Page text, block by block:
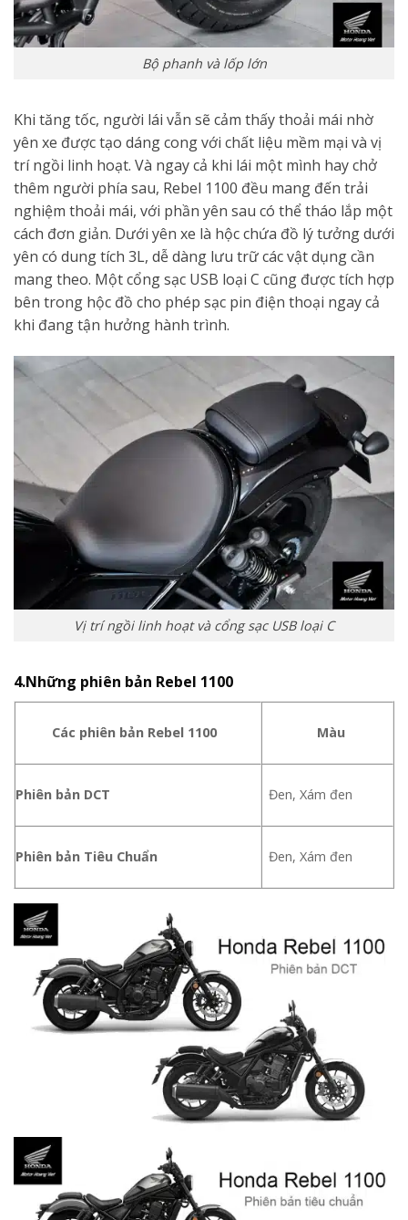
Bộ phanh và lốp lớn
Khi tăng tốc, người lái vẫn sẽ cảm thấy thoải mái nhờ
yên xe được tạo dáng cong với chất liệu mềm mại và vị
trí ngồi linh hoạt. Và ngay cả khi lái một mình hay chở
thêm người phía sau, Rebel 1100 đều mang đến trải
nghiệm thoải mái, với phần yên sau có thể tháo lắp một
cách đơn giản. Dưới yên xe là hộc chứa đồ lý tưởng dưới
yên có dung tích 3L, dễ dàng lưu trữ các vật dụng cần
mang theo. Một cổng sạc USB loại C cũng được tích hợp
bên trong hộc đồ cho phép sạc pin điện thoại ngay cả
khi đang tận hưởng hành trình.
Vị trí ngồi linh hoạt và cổng sạc USB loại C
4.Những phiên bản Rebel 1100
Các phiên bản Rebel 1100 Màu
Phiên bản DCT Đen, Xám đen
Phiên bản Tiêu Chuẩn Đen, Xám đen